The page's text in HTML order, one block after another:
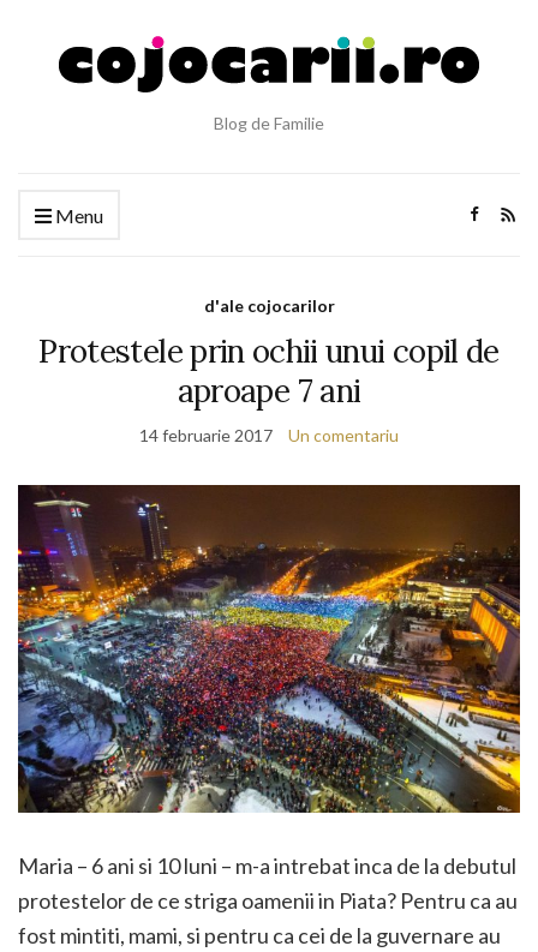
Blog de Familie
Menu
d'ale cojocarilor
Protestele prin ochii unui copil de
aproape 7 ani
14 februarie 2017 Un comentariu
Maria – 6 ani si 10 luni – m-a intrebat inca de la debutul
protestelor de ce striga oamenii in Piata? Pentru ca au
fost mintiti, mami, si pentru ca cei de la guvernare au